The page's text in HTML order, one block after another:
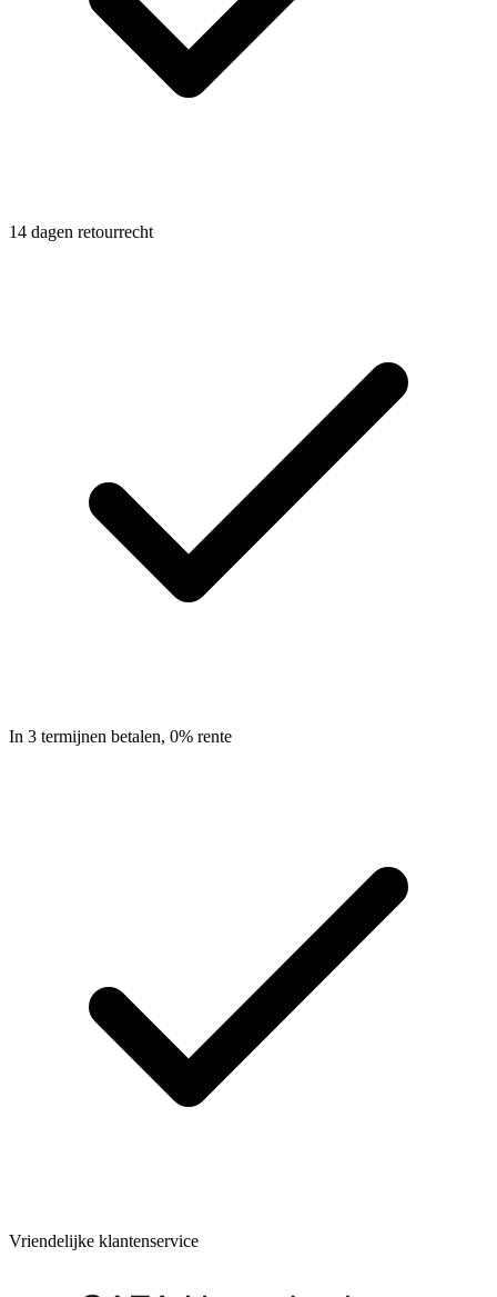
14 dagen retourrecht
In 3 termijnen betalen, 0% rente
Vriendelijke klantenservice